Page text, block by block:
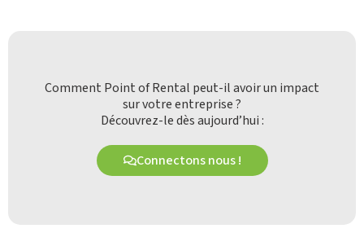
Comment Point of Rental peut-il avoir un impact
sur votre entreprise ?
Découvrez-le dès aujourd’hui :
Connectons nous !